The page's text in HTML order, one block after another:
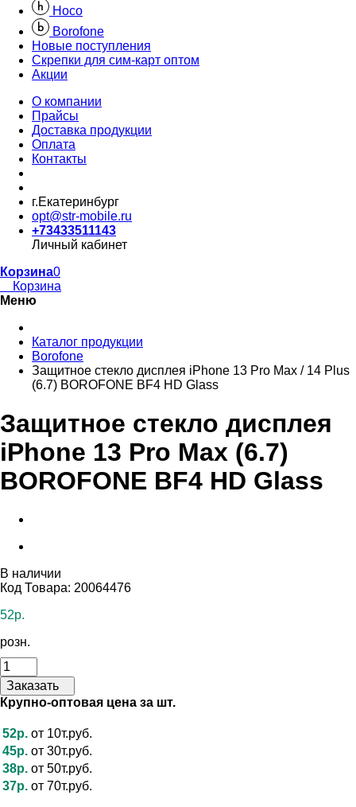
Hoco
Borofone
Новые поступления
Скрепки для сим-карт оптом
Акции
О компании
Прайсы
Доставка продукции
Оплата
Контакты
г.Екатеринбург
opt@str-mobile.ru
+73433511143
Личный кабинет
Корзина0
Корзина
Меню
Каталог продукции
Borofone
Защитное стекло дисплея iPhone 13 Pro Max / 14 Plus
(6.7) BOROFONE BF4 HD Glass
Защитное стекло дисплея
iPhone 13 Pro Max (6.7)
BOROFONE BF4 HD Glass
В наличии
Код Товара: 20064476
52р.
розн.
Заказать
Крупно-оптовая цена за шт.
52р. от 10т.руб.
45р. от 30т.руб.
38р. от 50т.руб.
37р. от 70т.руб.